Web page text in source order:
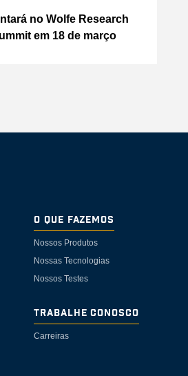
no Wolfe Research
em 18 de março
O Que Fazemos
Nossos Produtos
Nossas Tecnologias
Nossos Testes
Trabalhe Conosco
Carreiras